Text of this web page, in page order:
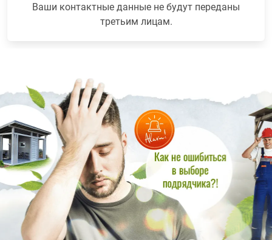
Ваши контактные данные не будут переданы
третьим лицам.